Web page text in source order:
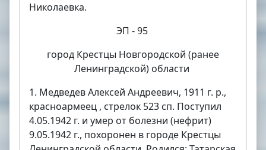
Николаевка.
ЭП - 95
город Крестцы Новгородской (ранее
Ленинградской) области
1. Медведев Алексей Андреевич, 1911 г. р.,
красноармеец , стрелок 523 сп. Поступил
4.05.1942 г. и умер от болезни (нефрит)
9.05.1942 г., похоронен в городе Крестцы